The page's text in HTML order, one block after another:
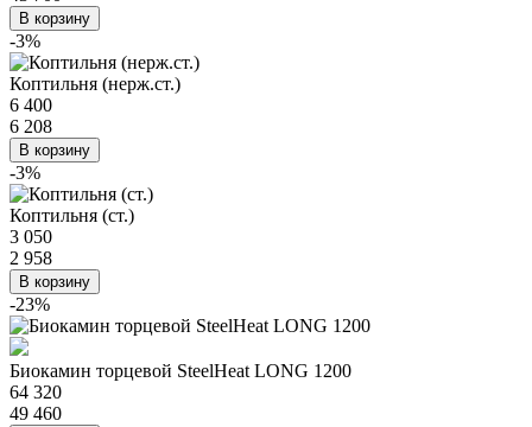
В корзину
-3%
Коптильня (нерж.ст.)
6 400
6 208
В корзину
-3%
Коптильня (ст.)
3 050
2 958
В корзину
-23%
Биокамин торцевой SteelHeat LONG 1200
64 320
49 460